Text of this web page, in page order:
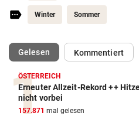
Winter Sommer
Gelesen(ausgewählt)Kommentiert
ÖSTERREICH
Erneuter Allzeit-Rekord ++
nicht vorbei
157.871 mal gelesen